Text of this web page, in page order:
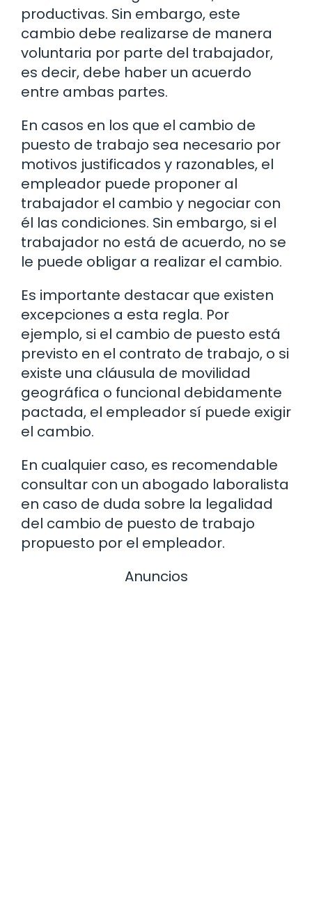
productivas. Sin embargo, este
cambio debe realizarse de manera
voluntaria por parte del trabajador,
es decir, debe haber un acuerdo
entre ambas partes.
En casos en los que el cambio de
puesto de trabajo sea necesario por
motivos justificados y razonables, el
empleador puede proponer al
trabajador el cambio y negociar con
él las condiciones. Sin embargo, si el
trabajador no está de acuerdo, no se
le puede obligar a realizar el cambio.
Es importante destacar que existen
excepciones a esta regla. Por
ejemplo, si el cambio de puesto está
previsto en el contrato de trabajo, o si
existe una cláusula de movilidad
geográfica o funcional debidamente
pactada, el empleador sí puede exigir
el cambio.
En cualquier caso, es recomendable
consultar con un abogado laboralista
en caso de duda sobre la legalidad
del cambio de puesto de trabajo
propuesto por el empleador.
Anuncios